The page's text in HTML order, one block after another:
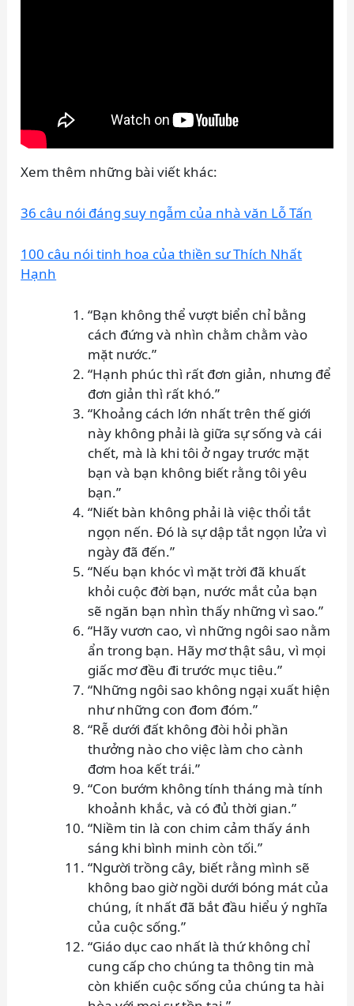
Xem thêm những bài viết khác:
36 câu nói đáng suy ngẫm của nhà văn Lỗ Tấn
100 câu nói tinh hoa của thiền sư Thích Nhất
Hạnh
“Bạn không thể vượt biển chỉ bằng
cách đứng và nhìn chằm chằm vào
mặt nước.”
“Hạnh phúc thì rất đơn giản, nhưng để
đơn giản thì rất khó.”
“Khoảng cách lớn nhất trên thế giới
này không phải là giữa sự sống và cái
chết, mà là khi tôi ở ngay trước mặt
bạn và bạn không biết rằng tôi yêu
bạn.”
“Niết bàn không phải là việc thổi tắt
ngọn nến. Đó là sự dập tắt ngọn lửa vì
ngày đã đến.”
“Nếu bạn khóc vì mặt trời đã khuất
khỏi cuộc đời bạn, nước mắt của bạn
sẽ ngăn bạn nhìn thấy những vì sao.”
“Hãy vươn cao, vì những ngôi sao nằm
ẩn trong bạn. Hãy mơ thật sâu, vì mọi
giấc mơ đều đi trước mục tiêu.”
“Những ngôi sao không ngại xuất hiện
như những con đom đóm.”
“Rễ dưới đất không đòi hỏi phần
thưởng nào cho việc làm cho cành
đơm hoa kết trái.”
“Con bướm không tính tháng mà tính
khoảnh khắc, và có đủ thời gian.”
“Niềm tin là con chim cảm thấy ánh
sáng khi bình minh còn tối.”
“Người trồng cây, biết rằng mình sẽ
không bao giờ ngồi dưới bóng mát của
chúng, ít nhất đã bắt đầu hiểu ý nghĩa
của cuộc sống.”
“Giáo dục cao nhất là thứ không chỉ
cung cấp cho chúng ta thông tin mà
còn khiến cuộc sống của chúng ta hài